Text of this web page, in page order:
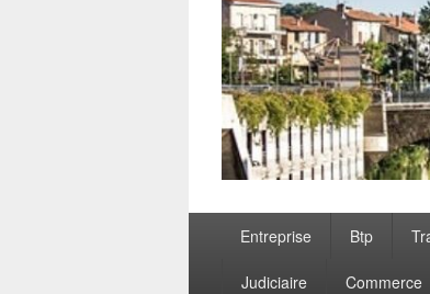
principalEntreprise Btp
Judiciaire Commerce